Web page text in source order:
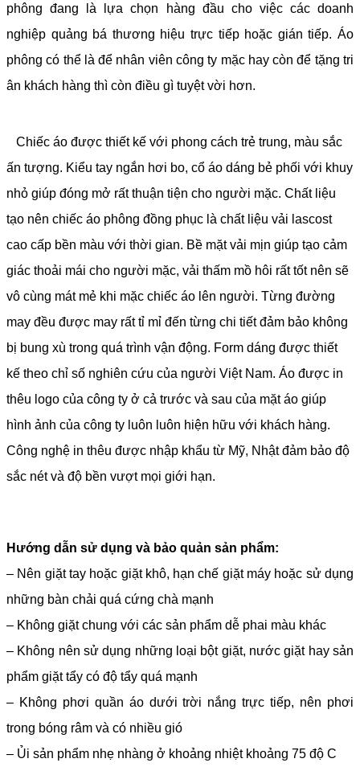
phông đang là lựa chọn hàng đầu cho việc các doanh
nghiệp quảng bá thương hiệu trực tiếp hoặc gián tiếp. Áo
phông có thể là để nhân viên công ty mặc hay còn để tặng tri
ân khách hàng thì còn điều gì tuyệt vời hơn.
Chiếc áo được thiết kế với phong cách trẻ trung, màu sắc
ấn tượng. Kiểu tay ngắn hơi bo, cổ áo dáng bẻ phối với khuy
nhỏ giúp đóng mở rất thuận tiện cho người mặc. Chất liệu
tạo nên chiếc áo phông đồng phục là chất liệu vải lascost
cao cấp bền màu với thời gian. Bề mặt vải mịn giúp tạo cảm
giác thoải mái cho người mặc, vải thấm mồ hôi rất tốt nên sẽ
vô cùng mát mẻ khi mặc chiếc áo lên người. Từng đường
may đều được may rất tỉ mỉ đến từng chi tiết đảm bảo không
bị bung xù trong quá trình vận động. Form dáng được thiết
kế theo chỉ số nghiên cứu của người Việt Nam. Áo được in
thêu logo của công ty ở cả trước và sau của mặt áo giúp
hình ảnh của công ty luôn luôn hiện hữu với khách hàng.
Công nghệ in thêu được nhập khẩu từ Mỹ, Nhật đảm bảo độ
sắc nét và độ bền vượt mọi giới hạn.
Hướng dẫn sử dụng và bảo quản sản phẩm:
– Nên giặt tay hoặc giặt khô, hạn chế giặt máy hoặc sử dụng
những bàn chải quá cứng chà mạnh
– Không giặt chung với các sản phẩm dễ phai màu khác
– Không nên sử dụng những loại bột giặt, nước giặt hay sản
phẩm giặt tẩy có độ tẩy quá mạnh
– Không phơi quần áo dưới trời nắng trực tiếp, nên phơi
trong bóng râm và có nhiều gió
– Ủi sản phẩm nhẹ nhàng ở khoảng nhiệt khoảng 75 độ C